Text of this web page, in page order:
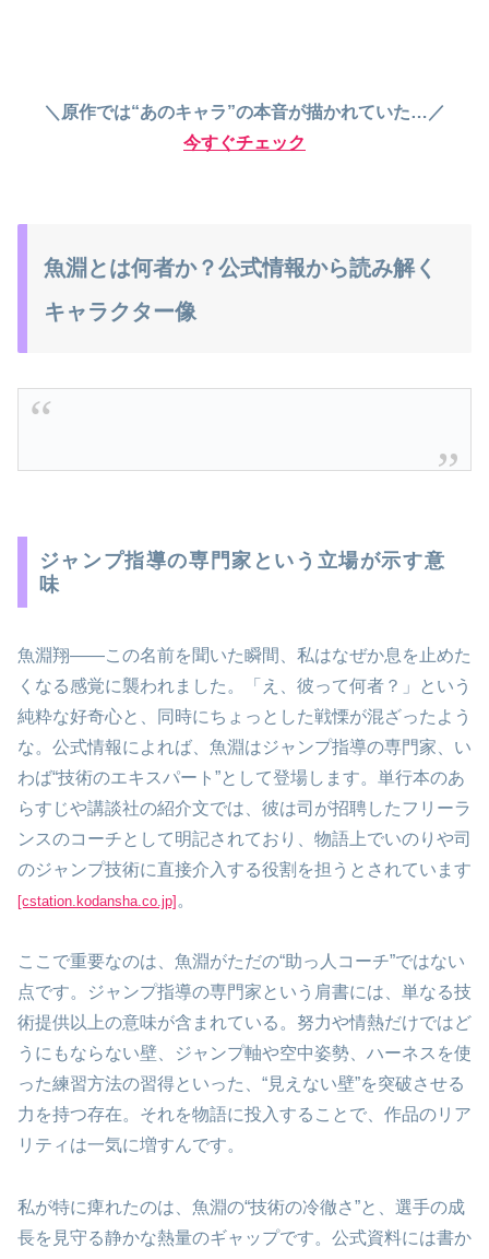
＼原作では“あのキャラ”の本音が描かれていた…／
今すぐチェック
魚淵とは何者か？公式情報から読み解く
キャラクター像
ジャンプ指導の専門家という立場が示す意
味
魚淵翔――この名前を聞いた瞬間、私はなぜか息を止めた
くなる感覚に襲われました。「え、彼って何者？」という
純粋な好奇心と、同時にちょっとした戦慄が混ざったよう
な。公式情報によれば、魚淵はジャンプ指導の専門家、い
わば“技術のエキスパート”として登場します。単行本のあ
らすじや講談社の紹介文では、彼は司が招聘したフリーラ
ンスのコーチとして明記されており、物語上でいのりや司
のジャンプ技術に直接介入する役割を担うとされています
[cstation.kodansha.co.jp] 。
ここで重要なのは、魚淵がただの“助っ人コーチ”ではない
点です。ジャンプ指導の専門家という肩書には、単なる技
術提供以上の意味が含まれている。努力や情熱だけではど
うにもならない壁、ジャンプ軸や空中姿勢、ハーネスを使
った練習方法の習得といった、“見えない壁”を突破させる
力を持つ存在。それを物語に投入することで、作品のリア
リティは一気に増すんです。
私が特に痺れたのは、魚淵の“技術の冷徹さ”と、選手の成
長を見守る静かな熱量のギャップです。公式資料には書か